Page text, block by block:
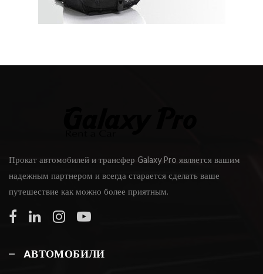
Прокат автомобилей и трансфер Galaxy Pro является вашим
надежным партнером и всегда старается сделать ваше
путешествие как можно более приятным.
AВТОМОБИЛИ